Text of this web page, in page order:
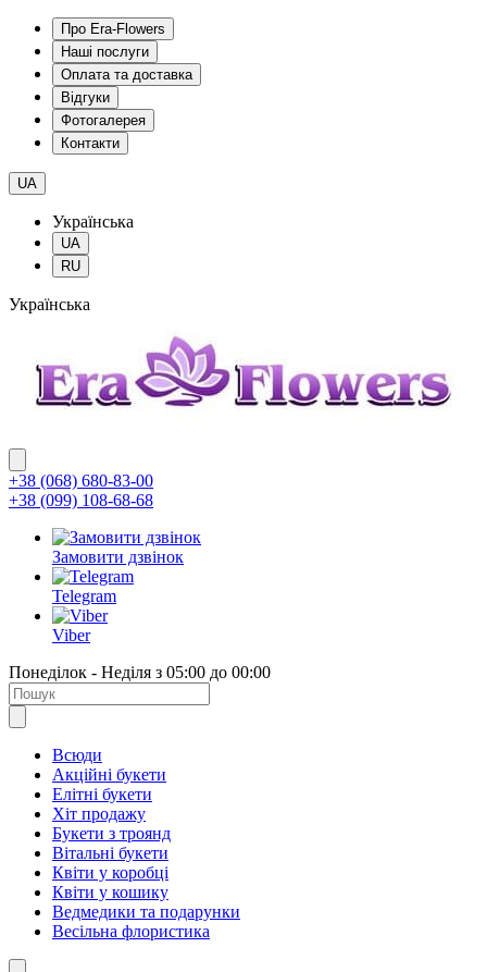
Про Era-Flowers
Наші послуги
Оплата та доставка
Відгуки
Фотогалерея
Контакти
UA
Українська
UA
RU
Українська
+38 (068) 680-83-00
+38 (099) 108-68-68
Замовити дзвінок
Telegram
Viber
Понеділок - Неділя з 05:00 до 00:00
Всюди
Акційні букети
Елітні букети
Хіт продажу
Букети з троянд
Вітальні букети
Квіти у коробці
Квіти у кошику
Ведмедики та подарунки
Весільна флористика